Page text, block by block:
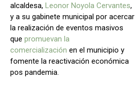
alcaldesa, Leonor Noyola Cervantes,
y a su gabinete municipal por acercar
la realización de eventos masivos
que promuevan la
comercialización en el municipio y
fomente la reactivación económica
pos pandemia.